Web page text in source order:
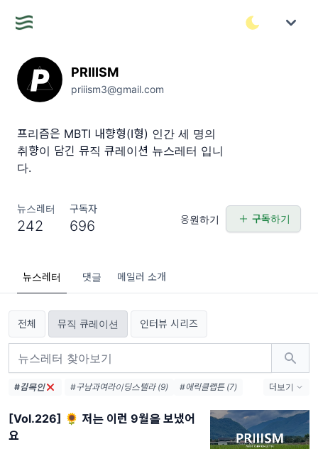
PRIIISM
priiism3@gmail.com
프리즘은 MBTI 내향형(I형) 인간 세 명의
취향이 담긴 뮤직 큐레이션 뉴스레터 입니
다.
뉴스레터
242
구독자
696 응원하기 구독하기
뉴스레터 댓글 메일러 소개
전체 뮤직 큐레이션 인터뷰 시리즈
#김목인 #구남과여라이딩스텔라 (9)
#에릭클랩튼 (7)
#존메이어 (5)
#이승열 (5)
#데이빗보위 (5)
더보기
[Vol.226] 🌻 저는 이런 9월을 보냈어
요